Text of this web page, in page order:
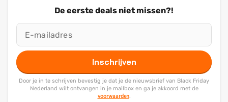
De eerste deals niet missen?!
Inschrijven
Door je in te schrijven bevestig je dat je de nieuwsbrief van Black Friday
Nederland wilt ontvangen in je mailbox en ga je akkoord met de
voorwaarden.